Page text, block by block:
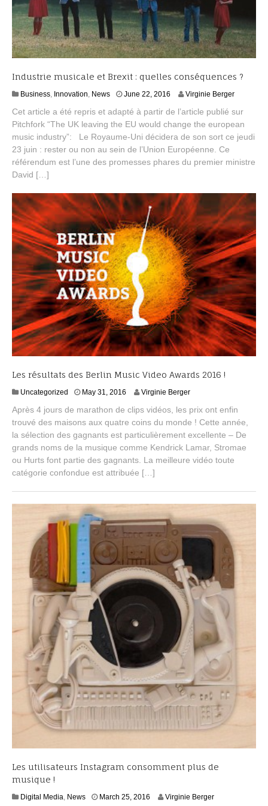
Industrie musicale et Brexit : quelles conséquences ?
Business, Innovation, News June 22, 2016
n
e
2
2
Virginie Berger
Cet article a été repris et adapté à partir de l’article publié sur
Pitchfork “The UK leaving the EU would change the european
music industry”: Le Royaume-Uni décidera de son sort ce jeudi
23 juin : rester ou non au sein de l’Union Européenne. Ce
référendum est l’une des promesses phares du premier ministre
David […]
Les résultats des Berlin Music Video Awards 2016 !
Uncategorized May 31, 2016
n
e
2
2
0
Virginie Berger
Après 4 jours de marathon de clips vidéos, les prix ont enfin
trouvé des maisons aux quatre coins du monde ! Cette année,
la sélection des gagnants est particulièrement excellente – De
grands noms de la musique comme Kendrick Lamar, Stromae
ou Hurts font partie des gagnants. La meilleure vidéo toute
catégorie confondue est attribuée […]
Les utilisateurs Instagram consomment plus de
musique !
Digital Media, News March 25, 2016 Virginie Berger